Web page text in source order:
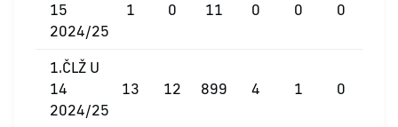
15
2024/25
1 0 11 0 0 0
1.ČLŽ U
14
2024/25
13 12 899 4 1 0